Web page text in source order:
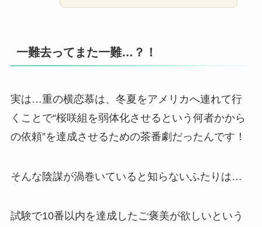
一難去ってまた一難…？！
実は…重の横恋慕は、冬夏をアメリカへ連れて行
くことで“桜咲組を弱体化させるという何者かから
の依頼”を達成させるための茶番劇だったんです！
そんな陰謀が渦巻いていると知らないふたりは…
試験で10番以内を達成したご褒美が欲しいという